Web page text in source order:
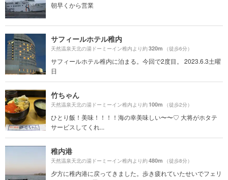
朝早くから営業
サフィールホテル稚内
天然温泉天北の湯ドーミーイン稚内より約320m （徒歩6分）
サフィールホテル稚内に泊まる。今回で2度目。 2023.6.3土曜
日
竹ちゃん
天然温泉天北の湯ドーミーイン稚内より約100m （徒歩2分）
ひとり飯！美味！！！！海の幸美味しい〜〜♡ 大将がホタテ
サービスしてくれ...
稚内港
天然温泉天北の湯ドーミーイン稚内より約480m （徒歩8分）
夕方に稚内港に戻ってきました。歩き疲れていたせいでフェリ